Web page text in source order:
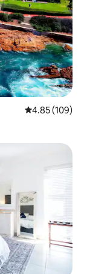
Calificación
4.85 (109)